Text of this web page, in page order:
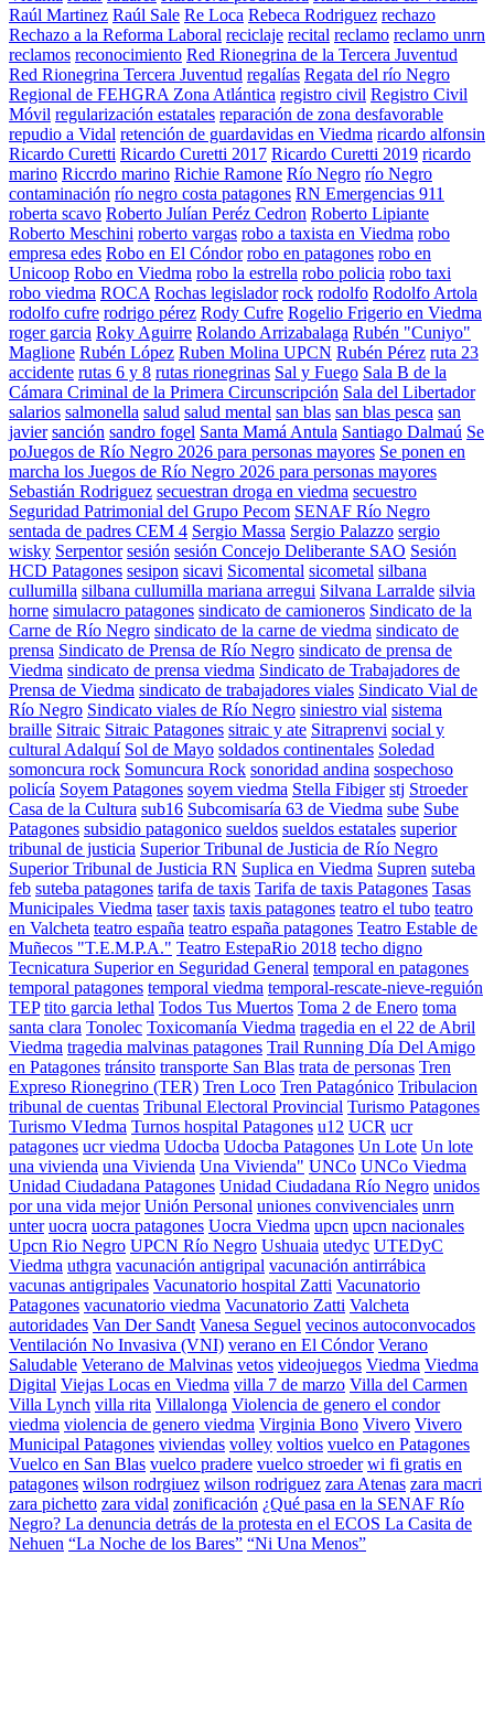
Raúl Martinez Raúl Sale Re Loca Rebeca Rodriguez rechazo
Rechazo a la Reforma Laboral reciclaje recital reclamo reclamo unrn
reclamos reconocimiento Red Rionegrina de la Tercera Juventud
Red Rionegrina Tercera Juventud regalías Regata del río Negro
Regional de FEHGRA Zona Atlántica registro civil Registro Civil
Móvil regularización estatales reparación de zona desfavorable
repudio a Vidal retención de guardavidas en Viedma ricardo alfonsin
Ricardo Curetti Ricardo Curetti 2017 Ricardo Curetti 2019 ricardo
marino Riccrdo marino Richie Ramone Río Negro río Negro
contaminación río negro costa patagones RN Emergencias 911
roberta scavo Roberto Julían Peréz Cedron Roberto Lipiante
Roberto Meschini roberto vargas robo a taxista en Viedma robo
empresa edes Robo en El Cóndor robo en patagones robo en
Unicoop Robo en Viedma robo la estrella robo policia robo taxi
robo viedma ROCA Rochas legislador rock rodolfo Rodolfo Artola
rodolfo cufre rodrigo pérez Rody Cufre Rogelio Frigerio en Viedma
roger garcia Roky Aguirre Rolando Arrizabalaga Rubén "Cuniyo"
Maglione Rubén López Ruben Molina UPCN Rubén Pérez ruta 23
accidente rutas 6 y 8 rutas rionegrinas Sal y Fuego Sala B de la
Cámara Criminal de la Primera Circunscripción Sala del Libertador
salarios salmonella salud salud mental san blas san blas pesca san
javier sanción sandro fogel Santa Mamá Antula Santiago Dalmaú Se
poJuegos de Río Negro 2026 para personas mayores Se ponen en
marcha los Juegos de Río Negro 2026 para personas mayores
Sebastián Rodriguez secuestran droga en viedma secuestro
Seguridad Patrimonial del Grupo Pecom SENAF Río Negro
sentada de padres CEM 4 Sergio Massa Sergio Palazzo sergio
wisky Serpentor sesión sesión Concejo Deliberante SAO Sesión
HCD Patagones sesipon sicavi Sicomental sicometal silbana
cullumilla silbana cullumilla mariana arregui Silvana Larralde silvia
horne simulacro patagones sindicato de camioneros Sindicato de la
Carne de Río Negro sindicato de la carne de viedma sindicato de
prensa Sindicato de Prensa de Río Negro sindicato de prensa de
Viedma sindicato de prensa viedma Sindicato de Trabajadores de
Prensa de Viedma sindicato de trabajadores viales Sindicato Vial de
Río Negro Sindicato viales de Río Negro siniestro vial sistema
braille Sitraic Sitraic Patagones sitraic y ate Sitraprenvi social y
cultural Adalquí Sol de Mayo soldados continentales Soledad
somoncura rock Somuncura Rock sonoridad andina sospechoso
policía Soyem Patagones soyem viedma Stella Fibiger stj Stroeder
Casa de la Cultura sub16 Subcomisaría 63 de Viedma sube Sube
Patagones subsidio patagonico sueldos sueldos estatales superior
tribunal de justicia Superior Tribunal de Justicia de Río Negro
Superior Tribunal de Justicia RN Suplica en Viedma Supren suteba
feb suteba patagones tarifa de taxis Tarifa de taxis Patagones Tasas
Municipales Viedma taser taxis taxis patagones teatro el tubo teatro
en Valcheta teatro españa teatro españa patagones Teatro Estable de
Muñecos "T.E.M.P.A." Teatro EstepaRio 2018 techo digno
Tecnicatura Superior en Seguridad General temporal en patagones
temporal patagones temporal viedma temporal-rescate-nieve-reguión
TEP tito garcia lethal Todos Tus Muertos Toma 2 de Enero toma
santa clara Tonolec Toxicomanía Viedma tragedia en el 22 de Abril
Viedma tragedia malvinas patagones Trail Running Día Del Amigo
en Patagones tránsito transporte San Blas trata de personas Tren
Expreso Rionegrino (TER) Tren Loco Tren Patagónico Tribulacion
tribunal de cuentas Tribunal Electoral Provincial Turismo Patagones
Turismo VIedma Turnos hospital Patagones u12 UCR ucr
patagones ucr viedma Udocba Udocba Patagones Un Lote Un lote
una vivienda una Vivienda Una Vivienda" UNCo UNCo Viedma
Unidad Ciudadana Patagones Unidad Ciudadana Río Negro unidos
por una vida mejor Unión Personal uniones convivenciales unrn
unter uocra uocra patagones Uocra Viedma upcn upcn nacionales
Upcn Rio Negro UPCN Río Negro Ushuaia utedyc UTEDyC
Viedma uthgra vacunación antigripal vacunación antirrábica
vacunas antigripales Vacunatorio hospital Zatti Vacunatorio
Patagones vacunatorio viedma Vacunatorio Zatti Valcheta
autoridades Van Der Sandt Vanesa Seguel vecinos autoconvocados
Ventilación No Invasiva (VNI) verano en El Cóndor Verano
Saludable Veterano de Malvinas vetos videojuegos Viedma Viedma
Digital Viejas Locas en Viedma villa 7 de marzo Villa del Carmen
Villa Lynch villa rita Villalonga Violencia de genero el condor
viedma violencia de genero viedma Virginia Bono Vivero Vivero
Municipal Patagones viviendas volley voltios vuelco en Patagones
Vuelco en San Blas vuelco pradere vuelco stroeder wi fi gratis en
patagones wilson rodrgiuez wilson rodriguez zara Atenas zara macri
zara pichetto zara vidal zonificación ¿Qué pasa en la SENAF Río
Negro? La denuncia detrás de la protesta en el ECOS La Casita de
Nehuen “La Noche de los Bares” “Ni Una Menos”